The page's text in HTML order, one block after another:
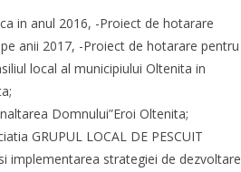
in anul 2016, -Proiect de hotarare
anii 2017, -Proiect de hotarare pentru
local al municipiului Oltenita in
Domnului”Eroi Oltenita;
GRUPUL LOCAL DE PESCUIT
implementarea strategiei de dezvoltare